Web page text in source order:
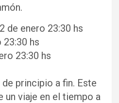
de enero 23:30 hs
23:30 hs
23:30 hs
principio a fin. Este
un viaje en el tiempo a